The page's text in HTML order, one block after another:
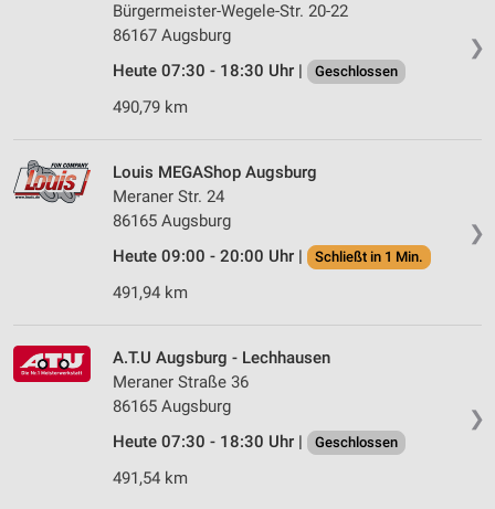
❯
Bürgermeister-Wegele-Str. 20-22
86167 Augsburg
Heute 07:30 - 18:30 Uhr |
Geschlossen
490,79 km
❯
Louis MEGAShop Augsburg
Meraner Str. 24
86165 Augsburg
Heute 09:00 - 20:00 Uhr |
Schließt in 1 Min.
491,94 km
❯
A.T.U Augsburg - Lechhausen
Meraner Straße 36
86165 Augsburg
Heute 07:30 - 18:30 Uhr |
Geschlossen
491,54 km